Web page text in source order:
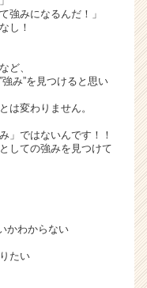
強みになるんだ！」
し！
ど、
み”を見つけると思い
は変わりません。
」ではないんです！！
しての強みを見つけて
かわからない
たい